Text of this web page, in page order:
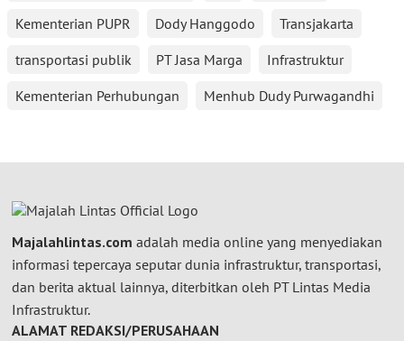
Kementerian PUPR
Dody Hanggodo
Transjakarta
transportasi publik
PT Jasa Marga
Infrastruktur
Kementerian Perhubungan
Menhub Dudy Purwagandhi
Majalahlintas.com adalah media online yang menyediakan
informasi tepercaya seputar dunia infrastruktur, transportasi,
dan berita aktual lainnya, diterbitkan oleh PT Lintas Media
Infrastruktur.
ALAMAT REDAKSI/PERUSAHAAN